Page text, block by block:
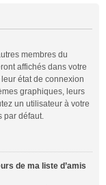
membres du
affichés dans votre
état de connexion
graphiques, leurs
un utilisateur à votre
par défaut.
de ma liste d’amis